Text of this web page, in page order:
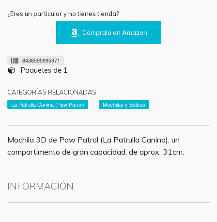
¿Eres un particular y no tienes tienda?
Cómpralo en Amazon
8436595995971
Paquetes de 1
CATEGORÍAS RELACIONADAS
La Patrulla Canina (Paw Patrol)
Mochilas y Bolsos
Mochila 3D de Paw Patrol (La Patrulla Canina), un
compartimento de gran capacidad, de aprox. 31cm.
INFORMACIÓN